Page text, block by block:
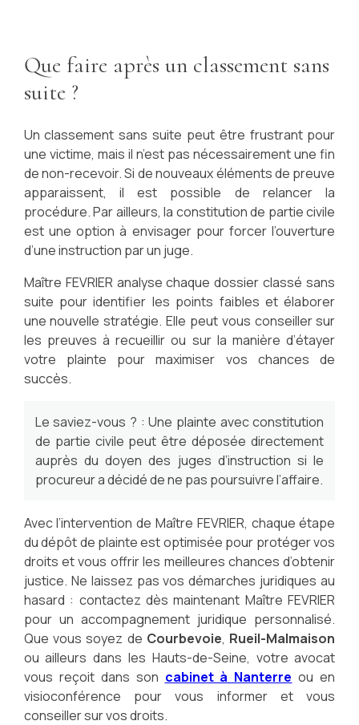
Que faire après un classement sans
suite ?
Un classement sans suite peut être frustrant pour
une victime, mais il n’est pas nécessairement une fin
de non-recevoir. Si de nouveaux éléments de preuve
apparaissent, il est possible de relancer la
procédure. Par ailleurs, la constitution de partie civile
est une option à envisager pour forcer l’ouverture
d’une instruction par un juge.
Maître FEVRIER analyse chaque dossier classé sans
suite pour identifier les points faibles et élaborer
une nouvelle stratégie. Elle peut vous conseiller sur
les preuves à recueillir ou sur la manière d’étayer
votre plainte pour maximiser vos chances de
succès.
Le saviez-vous ? : Une plainte avec constitution
de partie civile peut être déposée directement
auprès du doyen des juges d’instruction si le
procureur a décidé de ne pas poursuivre l’affaire.
Avec l’intervention de Maître FEVRIER, chaque étape
du dépôt de plainte est optimisée pour protéger vos
droits et vous offrir les meilleures chances d’obtenir
justice. Ne laissez pas vos démarches juridiques au
hasard : contactez dès maintenant Maître FEVRIER
pour un accompagnement juridique personnalisé.
Que vous soyez de Courbevoie, Rueil-Malmaison
ou ailleurs dans les Hauts-de-Seine, votre avocat
vous reçoit dans son cabinet à Nanterre ou en
visioconférence pour vous informer et vous
conseiller sur vos droits.